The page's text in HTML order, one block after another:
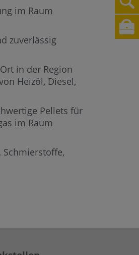
im Raum
zuverlässig
in der Region
Heizöl, Diesel,
Pellets für
im Raum
Schmierstoffe,